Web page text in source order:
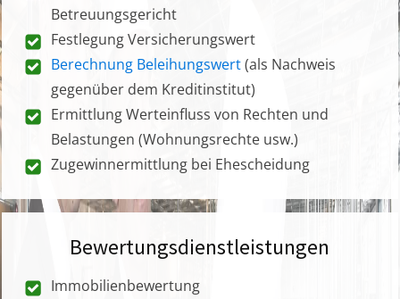
Betreuungsgericht
Festlegung Versicherungswert
Berechnung Beleihungswert(als Nachweis
gegenüber dem Kreditinstitut)
Ermittlung Werteinfluss von Rechten und
Belastungen (Wohnungsrechte usw.)
Zugewinnermittlung bei Ehescheidung
Bewertungsdienstleistungen
Immobilienbewertung